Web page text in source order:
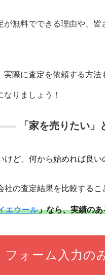
が無料でできる理由や、
実際に査定を依頼する方
りましょう！
「家を売りたい
けど、何から始めれば良
社の査定結果を比較する
エウール」なら、実績の
フォーム入力の